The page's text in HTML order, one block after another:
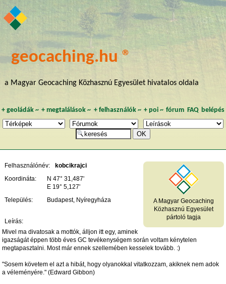
geocaching.hu ®
a Magyar Geocaching Közhasznú Egyesület hivatalos oldala
+ geoládák~ +megtalálások ~ + felhasználók~ + poi~ fórum FAQ belépés
A Magyar Geocaching
Közhasznú Egyesület
pártoló tagja
Felhasználónév:
kobcikrajci
Koordináta:
N 47° 31,487'
E 19° 5,127'
Település:
Budapest, Nyíregyháza
Leírás:
Mivel ma divatosak a mottók, álljon itt egy, aminek
igazságát éppen több éves GC tevékenységem során voltam kénytelen
megtapasztalni. Most már ennek szellemében kesselek tovább. :)
"Sosem követem el azt a hibát, hogy olyanokkal vitatkozzam, akiknek nem adok
a véleményére." (Edward Gibbon)